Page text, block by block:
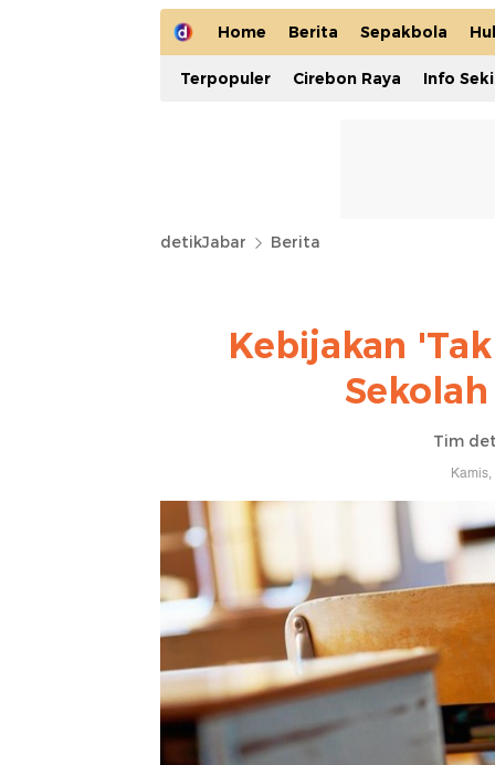
Home Berita Sepakbola
Terpopuler Cirebon Raya Info
detikJabar Berita
Kebijakan
Tim